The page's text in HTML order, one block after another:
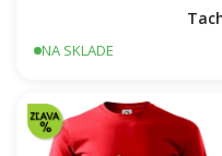
NA SKLADE